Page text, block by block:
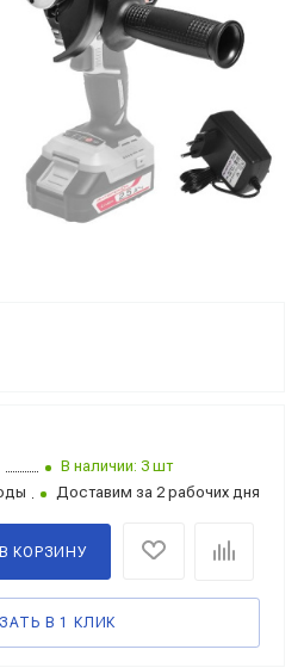
В наличии: 3 шт
Доставим за 2 рабочих дня
В КОРЗИНУ
В 1 КЛИК